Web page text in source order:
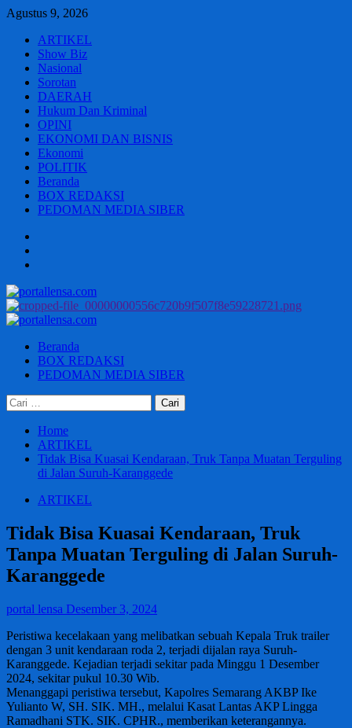
Skip
content
Agustus 9, 2026
ARTIKEL
Show Biz
Nasional
Sorotan
DAERAH
Hukum Dan Kriminal
OPINI
EKONOMI DAN BISNIS
Ekonomi
POLITIK
Beranda
BOX REDAKSI
PEDOMAN MEDIA SIBER
SIBER
Primary
Beranda
BOX REDAKSI
PEDOMAN MEDIA SIBER
Cari
untuk:
Home
ARTIKEL
Tidak Bisa Kuasai Kendaraan, Truk Tanpa Muatan Terguling
di Jalan Suruh-Karanggede
ARTIKEL
Tidak Bisa Kuasai Kendaraan, Truk
Tanpa Muatan Terguling di Jalan Suruh-
Karanggede
portal lensa Desember 3, 2024
Peristiwa kecelakaan yang melibatkan sebuah Kepala Truk trailer
dengan 3 unit kendaraan roda 2, terjadi dijalan raya Suruh-
Karanggede. Kejadian terjadi sekitar pada Minggu 1 Desember
2024, sekitar pukul 10.30 Wib.
Menanggapi peristiwa tersebut, Kapolres Semarang AKBP Ike
Yulianto W, SH. SIK. MH., melalui Kasat Lantas AKP Lingga
Ramadhani STK. SIK. CPHR., memberikan keterangannya.